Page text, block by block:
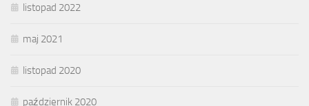
listopad 2022
maj 2021
listopad 2020
październik 2020